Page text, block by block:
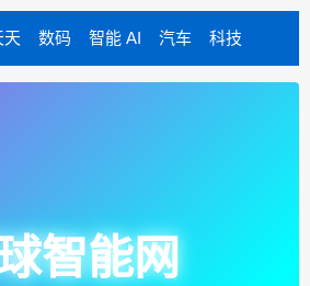
天 数码 智能 AI 汽车 科技
智能网